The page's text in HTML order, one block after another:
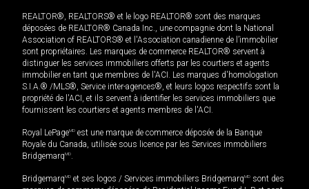
REALTOR®, REALTORS® et le logo REALTOR® sont des marques
déposées de REALTOR® Canada Inc., une compagnie dont la National
Association of REALTORS® et l'Association canadienne de l’immobilier
sont propriétaires. Les marques de commerce REALTOR® servent à
distinguer les services immobiliers offerts par les courtiers et agents
immobilier en tant que membres de l'ACI. Les marques d'homologation
S.I.A.® /MLS®, Service inter-agences®, et leurs logos respectifs sont la
propriété de l'ACI, et ils servent à identifier les services immobiliers que
fournissent les courtiers et agents membres de l'ACI.
Royal LePageMD est une marque de commerce déposée de la Banque
Royale du Canada, utilisée sous licence par les Services immobiliers
BridgemarqMD.
BridgemarqMD et ses logos / Services immobiliers BridgemarqMD sont des